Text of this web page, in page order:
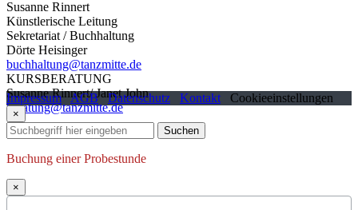
Susanne Rinnert
Künstlerische Leitung
Sekretariat / Buchhaltung
Dörte Heisinger
buchhaltung@tanzmitte.de
KURSBERATUNG
Susanne Rinnert/ Janet John
beratung@tanzmitte.de
Impressum AGB Datenschutz Kontakt Cookieeinstellungen
×
Suchen
Buchung einer Probestunde
×